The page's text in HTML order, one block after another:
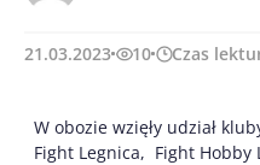
21.03.2023 10 Czas
W obozie wzięły udział
Fight Legnica, Fight Hobby